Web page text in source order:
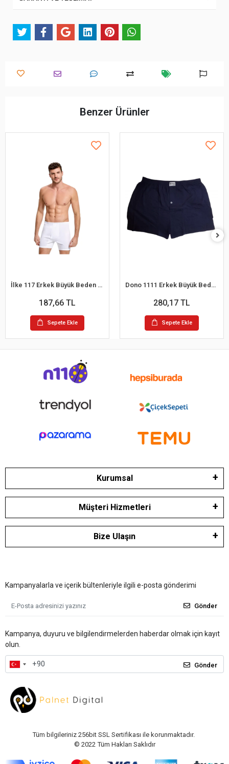
Benzer Ürünler
İlke 117 Erkek Büyük Beden Paçalı Külot 2XL
187,66 TL
Sepete Ekle
Dono 1111 Erkek Büyük Beden Penye Boxer
280,17 TL
Sepete Ekle
Kurumsal
Müşteri Hizmetleri
Bize Ulaşın
Kampanyalarla ve içerik bültenleriyle ilgili e-posta gönderimi
Gönder
Kampanya, duyuru ve bilgilendirmelerden haberdar olmak için kayıt
olun.
Gönder
Tüm bilgileriniz 256bit SSL Sertifikası ile korunmaktadır.
© 2022 Tüm Hakları Saklıdır